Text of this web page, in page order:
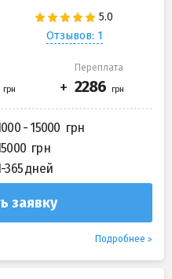
Отзывов: 1
Переплата
- 15000
365 дней
заявку
Подробнее